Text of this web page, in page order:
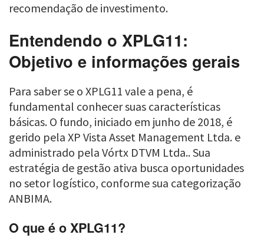
recomendação de investimento.
Entendendo o XPLG11:
Objetivo e informações gerais
Para saber se o XPLG11 vale a pena, é
fundamental conhecer suas características
básicas. O fundo, iniciado em junho de 2018, é
gerido pela XP Vista Asset Management Ltda. e
administrado pela Vórtx DTVM Ltda.. Sua
estratégia de gestão ativa busca oportunidades
no setor logístico, conforme sua categorização
ANBIMA.
O que é o XPLG11?